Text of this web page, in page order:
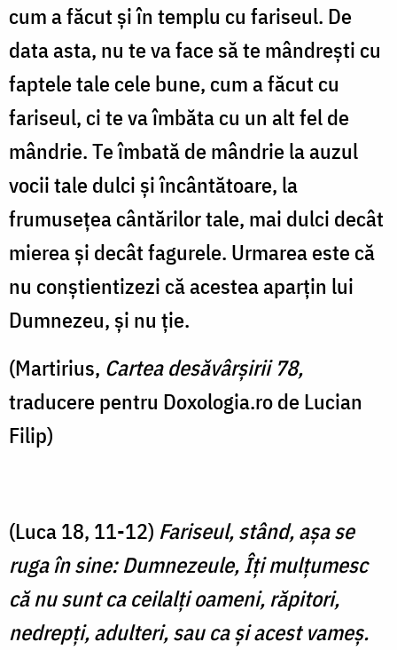
cum a făcut și în templu cu fariseul. De
data asta, nu te va face să te mândrești cu
faptele tale cele bune, cum a făcut cu
fariseul, ci te va îmbăta cu un alt fel de
mândrie. Te îmbată de mândrie la auzul
vocii tale dulci și încântătoare, la
frumusețea cântărilor tale, mai dulci decât
mierea și decât fagurele. Urmarea este că
nu conștientizezi că acestea aparțin lui
Dumnezeu, și nu ție.
(Martirius, Cartea desăvârșirii 78,
traducere pentru Doxologia.ro de Lucian
Filip)
(Luca 18, 11-12) Fariseul, stând, aşa se
ruga în sine: Dumnezeule, Îţi mulţumesc
că nu sunt ca ceilalţi oameni, răpitori,
nedrepţi, adulteri, sau ca şi acest vameş.